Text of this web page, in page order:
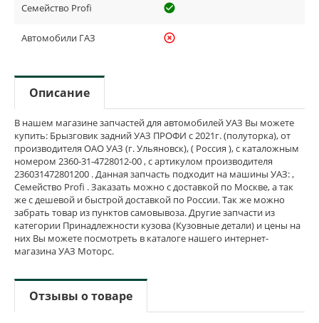
Семейство Profi check_circle_outline
Автомобили ГАЗ highlight_off
Описание
В нашем магазине запчастей для автомобилей УАЗ Вы можете
купить: Брызговик задний УАЗ ПРОФИ с 2021г. (полуторка), от
производителя ОАО УАЗ (г. Ульяновск), ( Россия ), с каталожным
номером 2360-31-4728012-00 , с артикулом производителя
236031472801200 . Данная запчасть подходит на машины УАЗ: ,
Семейство Profi . Заказать можно с доставкой по Москве, а так
же с дешевой и быстрой доставкой по России. Так же можно
забрать товар из пунктов самовывоза. Другие запчасти из
категории Принадлежности кузова (Кузовные детали) и цены на
них Вы можете посмотреть в каталоге нашего интернет-
магазина УАЗ Моторс.
Отзывы о товаре